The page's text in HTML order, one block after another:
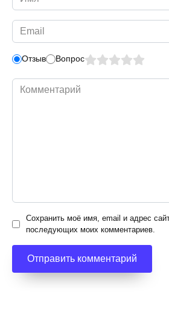
*
Email
*
Отзыв Вопрос
Комментарий
Сохранить моё имя, email и адрес
последующих моих комментариев.